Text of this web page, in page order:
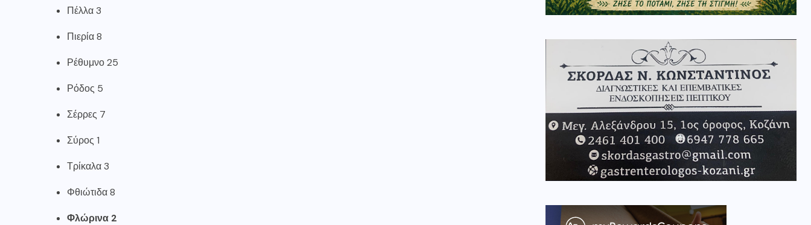
Πέλλα 3
Πιερία 8
Ρέθυμνο 25
Ρόδος 5
Σέρρες 7
Σύρος 1
Τρίκαλα 3
Φθιώτιδα 8
Φλώρινα 2